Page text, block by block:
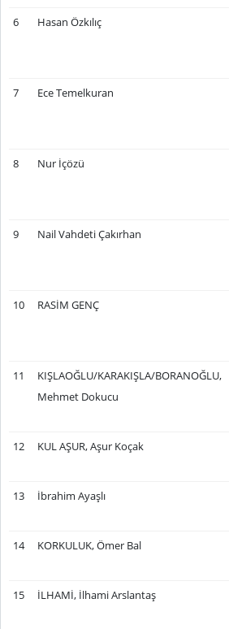
6 Hasan Özkılıç
7 Ece Temelkuran
8 Nur İçözü
9 Nail Vahdeti Çakırhan
10 RASİM GENÇ
11
KIŞLAOĞLU/KARAKIŞLA/BORANOĞLU,
Mehmet Dokucu
12 KUL AŞUR, Aşur Koçak
13 İbrahim Ayaşlı
14 KORKULUK, Ömer Bal
15 İLHAMİ, İlhami Arslantaş